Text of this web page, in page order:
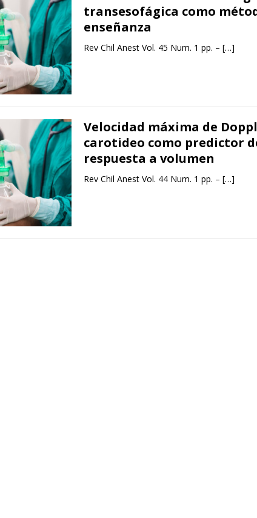
transesofágica como
enseñanza
Rev Chil Anest Vol. 45 Num. 1 pp. – […]
Velocidad máxima de
carotideo como predictor
respuesta a volumen
Rev Chil Anest Vol. 44 Num. 1 pp. – […]